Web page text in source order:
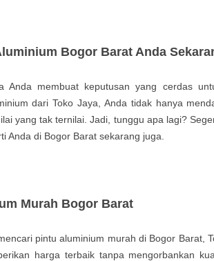
Bogor Barat Anda
Anda membuat keputusan yang cerdas
dari Toko Jaya, Anda tidak hanya
yang tak ternilai. Jadi, tunggu apa lagi?
Anda di Bogor Barat sekarang juga.
Murah Bogor Barat
pintu aluminium murah di Bogor Barat,
harga terbaik tanpa mengorbankan